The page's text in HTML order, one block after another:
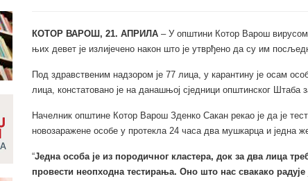
КОТОР ВАРОШ, 21. АПРИЛА– У општини Котор Варош вирусом
њих девет је излијечено након што је утврђено да су им
Под здравственим надзором је 77 лица, у карантину је осам
лица, констатовано је на данашњој сједници општинског Штаба
Начелник општине Котор Варош Зденко Сакан рекао је да је
новозаражене особе у протекла 24 часа два мушкарца и једна
“Једна особа је из породичног кластера, док за два лица
провести неопходна тестирања. Оно што нас свакако радује